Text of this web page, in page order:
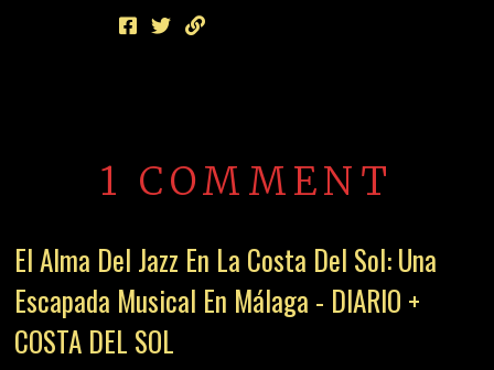
1 COMMENT
El Alma Del Jazz En La Costa Del Sol: Una
Escapada Musical En Málaga - DIARIO +
COSTA DEL SOL